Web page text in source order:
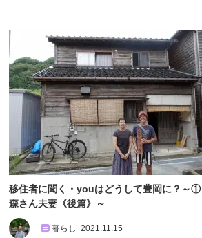
移住者に聞く・youはどうして豊岡に？～①
森さん夫妻《後篇》～
暮らし 2021.11.15